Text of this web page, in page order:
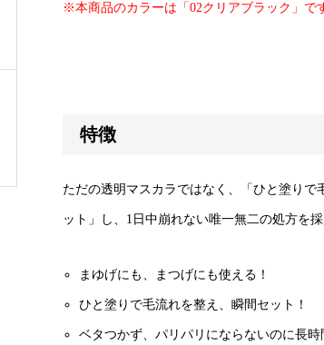
※本商品のカラーは「02クリアブラック」で
特徴
ただの透明マスカラではなく、「ひと塗りで
ット」し、1日中崩れない唯一無二の処方を採
まゆげにも、まつげにも使える！
ひと塗りで毛流れを整え、瞬間セット！
ベタつかず、パリパリにならないのに長時